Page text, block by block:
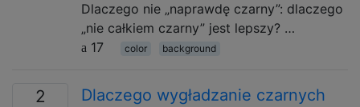
Dlaczego nie „naprawdę czarny”: dlaczego
„nie całkiem czarny” jest lepszy? …
17
color background
2
Dlaczego wygładzanie czarnych